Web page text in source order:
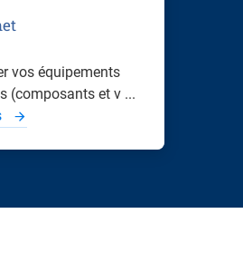
vos équipements
(composants et v ...